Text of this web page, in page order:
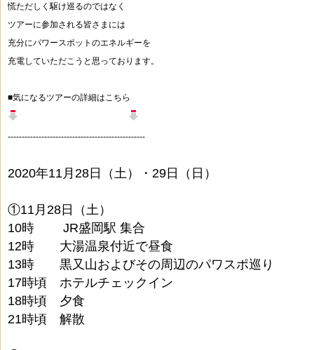
慌ただしく駆け巡るのではなく
ツアーに参加される皆さまには
充分にパワースポットのエネルギーを
充電していただこうと思っております。
■気になるツアーの詳細はこちら
-------------------------------------------------
2020年11月28日（土）・29日（日）
①11月28日（土）
10時 JR盛岡駅 集合
12時 大湯温泉付近で昼食
13時 黒又山およびその周辺のパワスポ巡り
17時頃 ホテルチェックイン
18時頃 夕食
21時頃 解散